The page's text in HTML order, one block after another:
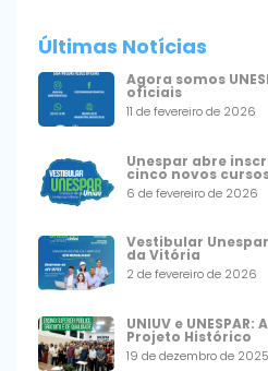
Últimas Notícias
Agora somos
oficiais
11 de fevereiro de 2026
Unespar abre
cinco novos
6 de fevereiro de 2026
Vestibular
da Vitória
2 de fevereiro de 2026
UNIUV e
Projeto Histórico
19 de dezembro de 2025